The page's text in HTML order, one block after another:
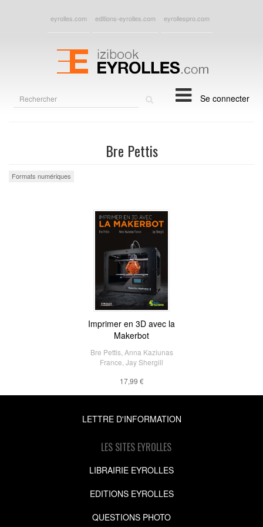
eyrolles.com editions-eyrolles.com eyrollespro.com
Se connecter
Bre Pettis
Formats numériques
Imprimer en 3D avec la
Makerbot
Bre Pettis, Anna Kaziunas
France Jay Shergill
17,99 €
LETTRE D'INFORMATION
LES SITES EYROLLES
LIBRAIRIE EYROLLES
EDITIONS EYROLLES
QUESTIONS PHOTO